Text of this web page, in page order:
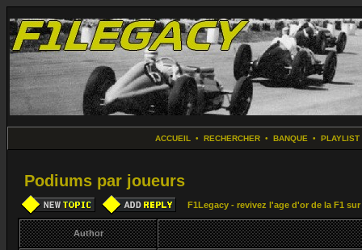
ACCUEIL • RECHERCHER• BANQUE • PLAYLIST
Podiums par joueurs
F1Legacy - revivez l'age d'or de la F1
Author